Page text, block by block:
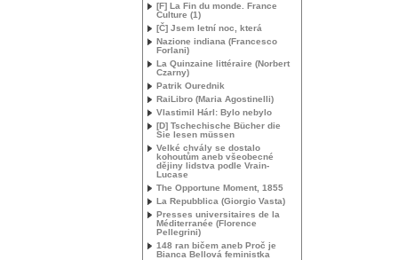
[F] La Fin du monde. France
Culture (1)
[Č] Jsem letní noc, která
Nazione indiana (Francesco
Forlani)
La Quinzaine littéraire (Norbert
Czarny)
Patrik Ourednik
RaiLibro (Maria Agostinelli)
Vlastimil Hárl: Bylo nebylo
[D] Tschechische Bücher die
Sie lesen müssen
Velké chvály se dostalo
kohoutům aneb všeobecné
dějiny lidstva podle Vrain-
Lucase
The Opportune Moment, 1855
La Repubblica (Giorgio Vasta)
Presses universitaires de la
Méditerranée (Florence
Pellegrini)
148 ran bičem aneb Proč je
Bianca Bellová feministka